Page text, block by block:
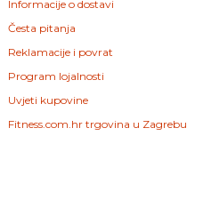
Informacije o dostavi
Česta pitanja
Reklamacije i povrat
Program lojalnosti
Uvjeti kupovine
Fitness.com.hr trgovina u Zagrebu